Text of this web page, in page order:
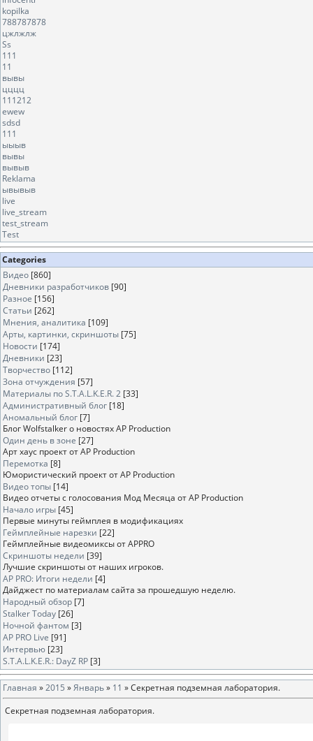
kopilka
788787878
цжлжлж
Ss
111
11
вывы
цццц
111212
ewew
sdsd
111
ыыыв
вывы
вывыв
Reklama
ывывыв
live
live_stream
test_stream
Test
Categories
Видео [860]
Дневники разработчиков [90]
Разное [156]
Статьи [262]
Мнения, аналитика [109]
Арты, картинки, скриншоты [75]
Новости [174]
Дневники [23]
Творчество [112]
Зона отчуждения [57]
Материалы по S.T.A.L.K.E.R. 2 [33]
Административный блог [18]
Аномальный блог [7]
Блог Wolfstalker о новостях AP Production
Один день в зоне [27]
Арт хаус проект от AP Production
Перемотка [8]
Юмористический проект от AP Production
Видео топы [14]
Видео отчеты с голосования Мод Месяца от AP Production
Начало игры [45]
Первые минуты геймплея в модификациях
Геймплейные нарезки [22]
Геймплейные видеомиксы от APPRO
Скриншоты недели [39]
Лучшие скриншоты от наших игроков.
AP PRO: Итоги недели [4]
Дайджест по материалам сайта за прошедшую неделю.
Народный обзор [7]
Stalker Today [26]
Ночной фантом [3]
AP PRO Live [91]
Интервью [23]
S.T.A.L.K.E.R.: DayZ RP [3]
Главная »2015 »Январь» 11 » Секретная подземная лаборатория.
Секретная подземная лаборатория.